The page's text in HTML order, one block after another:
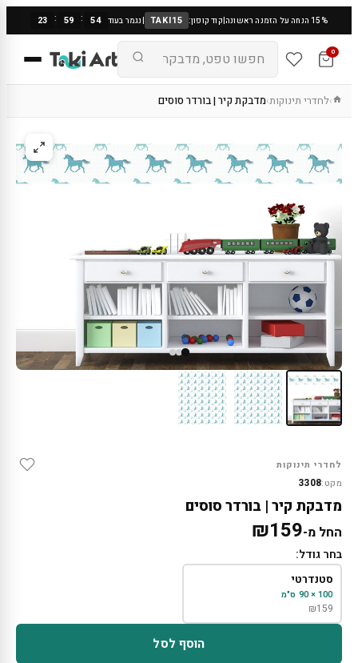
15% הנחה על הזמנה ראשונה |קוד קופון: TAKI15
|נגמר בעוד 23 : 59 : 53
0
›לחדרי תינוקות›מדבקת קיר | בורדר סוסים
לחדרי תינוקות
מקט:3308
מדבקת קיר | בורדר סוסים
החל מ- ₪159
בחר גודל:
סטנדרטי
100 × 90 ס"מ
₪159
הוסף לסל